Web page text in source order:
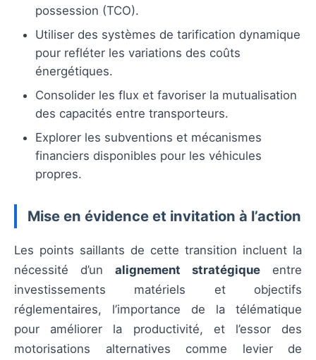
possession (TCO).
Utiliser des systèmes de tarification dynamique
pour refléter les variations des coûts
énergétiques.
Consolider les flux et favoriser la mutualisation
des capacités entre transporteurs.
Explorer les subventions et mécanismes
financiers disponibles pour les véhicules
propres.
Mise en évidence et invitation à l’action
Les points saillants de cette transition incluent la
nécessité d’un alignement stratégique entre
investissements matériels et objectifs
réglementaires, l’importance de la télématique
pour améliorer la productivité, et l’essor des
motorisations alternatives comme levier de